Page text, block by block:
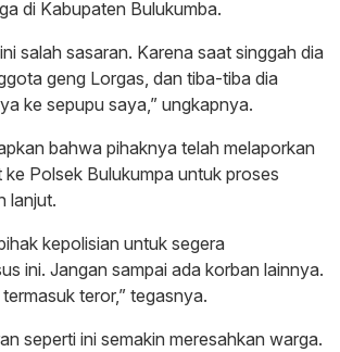
di Kabupaten Bulukumba.
salah sasaran. Karena saat singgah dia
geng Lorgas, dan tiba-tiba dia
ke sepupu saya,” ungkapnya.
bahwa pihaknya telah melaporkan
ke Polsek Bulukumpa untuk proses
lanjut.
kepolisian untuk segera
ini. Jangan sampai ada korban lainnya.
teror,” tegasnya.
seperti ini semakin meresahkan warga.